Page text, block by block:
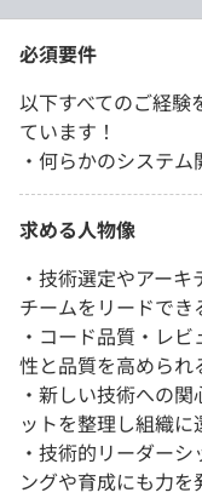
必須要件
以下すべてのご経験
ています！
・何らかのシステ
求める人物像
・技術選定やアー
チームをリードでき
・コード品質・レ
性と品質を高められ
・新しい技術への
ットを整理し組織
・技術的リーダー
ングや育成にも力